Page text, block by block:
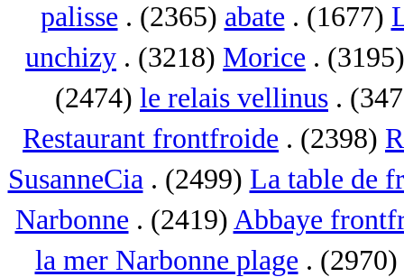
palisse . (2365) abate . (1677)
unchizy . (3218) Morice .
(2474) le relais vellinus .
Restaurant frontfroide . (2398)
SusanneCia. (2499) La table de
Narbonne . (2419) Abbaye
la mer Narbonne plage . (2970)